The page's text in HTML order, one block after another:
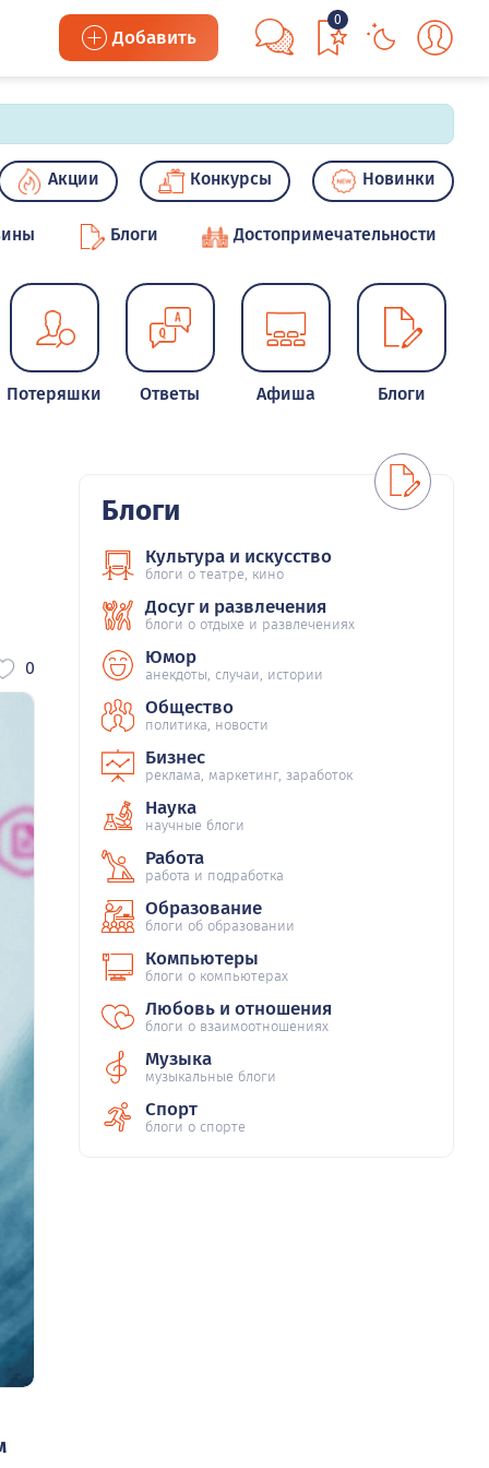
Добавить
0
Акции Конкурсы Новинки
Блоги Достопримечательности
Потеряшки Ответы Афиша Блоги
0
Блоги
Культура и искусство
блоги о театре, кино
Досуг и развлечения
блоги о отдыхе и развлечениях
Юмор
анекдоты, случаи, истории
Общество
политика, новости
Бизнес
реклама, маркетинг, заработок
Наука
научные блоги
Работа
работа и подработка
Образование
блоги об образовании
Компьютеры
блоги о компьютерах
Любовь и отношения
блоги о взаимоотношениях
Музыка
музыкальные блоги
Спорт
блоги о спорте